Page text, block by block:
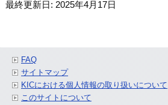
最終更新日: 2025年4月17日
FAQ
サイトマップ
KICにおける個人情報の取り扱いについて
このサイトについて